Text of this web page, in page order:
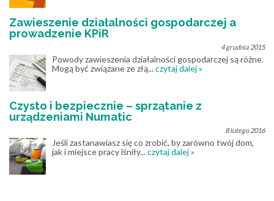
Zawieszenie działalności gospodarczej a
prowadzenie KPiR
4 grudnia 2015
Powody zawieszenia działalności gospodarczej są różne.
Mogą być związane ze złą...czytaj dalej »
Czysto i bezpiecznie – sprzątanie z
urządzeniami Numatic
8 lutego 2016
Jeśli zastanawiasz się co zrobić, by zarówno twój dom,
jak i miejsce pracy lśniły...czytaj dalej »